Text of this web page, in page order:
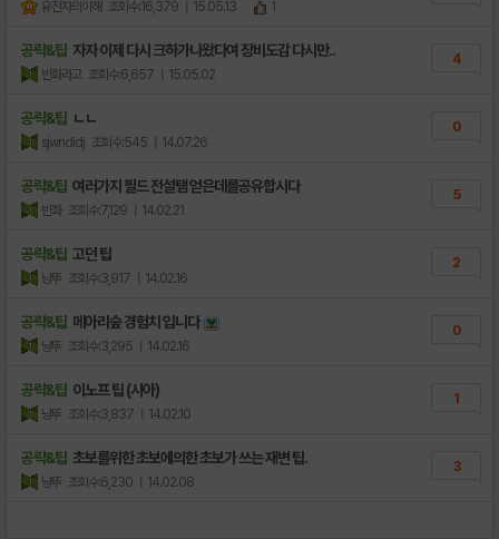
유전자의이해 조회수:16,379 | 15.05.13 1
공략&팁 자자 이제 다시 크하가나왔다여 장비도감 다시만..
빈화라고 조회수:6,657 | 15.05.02
4
공략&팁 ㄴㄴ
sjwndidj 조회수:545 | 14.07.26
0
공략&팁 여러가지 필드 전설탬 얻은데를공유합시다
빈화 조회수:7,129 | 14.02.21
5
공략&팁 고던 팁
냥뚜 조회수:3,917 | 14.02.16
2
공략&팁 메아리숲 경험치 입니다
냥뚜 조회수:3,295 | 14.02.16
0
공략&팁 이노프 팁 (시아)
냥뚜 조회수:3,837 | 14.02.10
1
공략&팁 초보를위한 초보에의한 초보가 쓰는 재변 팁.
냥뚜 조회수:6,230 | 14.02.08
3